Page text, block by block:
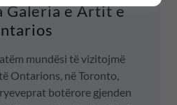
Galeria e Artit e
mundësi të vizitojmë
Ontarions, në Toronto,
botërore gjenden